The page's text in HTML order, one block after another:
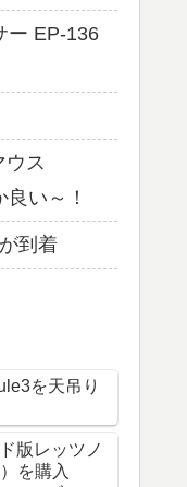
ー EP-136
ウス
い～！
到着
を天吊り
版レッツノ
を購入